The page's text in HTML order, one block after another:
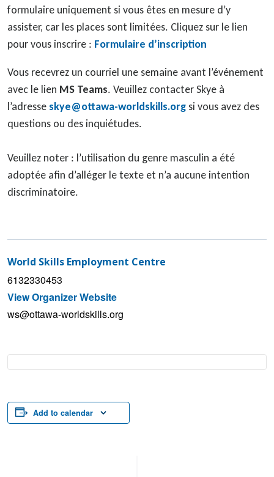
formulaire uniquement si vous êtes en mesure d’y
assister, car les places sont limitées. Cliquez sur le lien
pour vous inscrire : Formulaire d’inscription
Vous recevrez un courriel une semaine avant l’événement
avec le lien MS Teams. Veuillez contacter Skye à
l’adresse skye@ottawa-worldskills.org si vous avez des
questions ou des inquiétudes.
Veuillez noter : l’utilisation du genre masculin a été
adoptée afin d’alléger le texte et n’a aucune intention
discriminatoire.
World Skills Employment Centre
6132330453
View Organizer Website
ws@ottawa-worldskills.org
Add to calendar